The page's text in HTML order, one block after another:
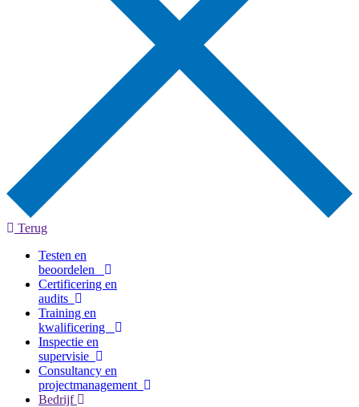
Terug
Testen en
beoordelen
Certificering en
audits
Training en
kwalificering
Inspectie en
supervisie
Consultancy en
projectmanagement
Bedrijf